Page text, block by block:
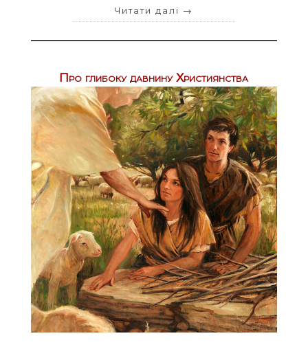
Читати далі →
Про глибоку давнину Християнства